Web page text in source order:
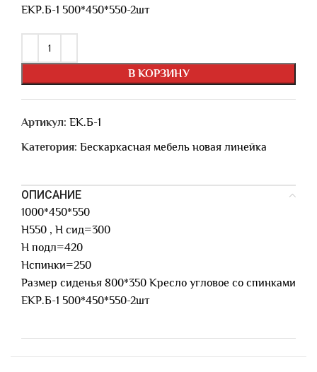
ЕКР.Б-1 500*450*550-2шт
В КОРЗИНУ
Артикул: ЕК.Б-1
Категория: Бескаркасная мебель новая линейка
ОПИСАНИЕ
1000*450*550
Н550 , Н сид=300
Н подл=420
Нспинки=250
Размер сиденья 800*350 Кресло угловое со спинками
ЕКР.Б-1 500*450*550-2шт